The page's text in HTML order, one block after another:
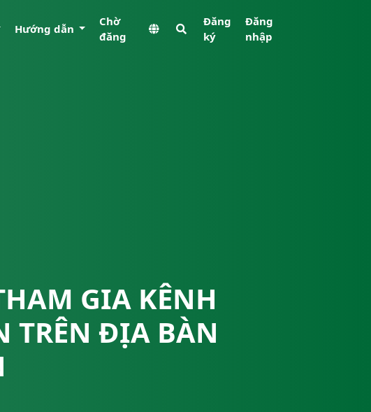
Hướng dẫn
Chờ
đăng
Đăng
ký
Đăng
nhập
GIA KÊNH
TRÊN ĐỊA BÀN